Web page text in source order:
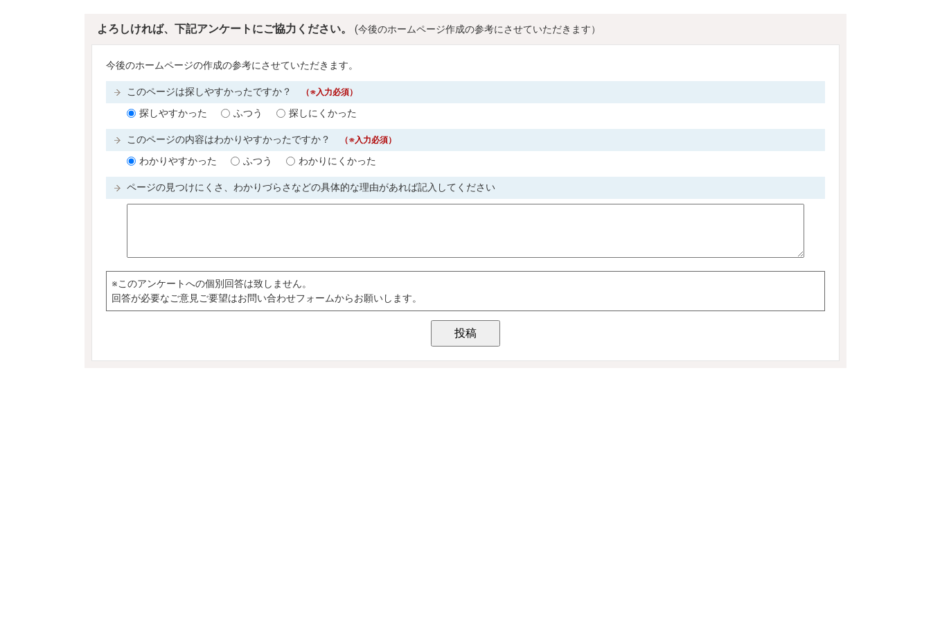
よろしければ、下記アンケートにご協力ください。 (今後のホームページ作成の参考にさせていただきます）
今後のホームページの作成の参考にさせていただきます。
このページは探しやすかったですか？ （※入力必須）
探しやすかった ふつう 探しにくかった
このページの内容はわかりやすかったですか？ （※入力必須）
わかりやすかった ふつう わかりにくかった
ページの見つけにくさ、わかりづらさなどの具体的な理由があれば記入してください
※このアンケートへの個別回答は致しません。
回答が必要なご意見ご要望はお問い合わせフォームからお願いします。